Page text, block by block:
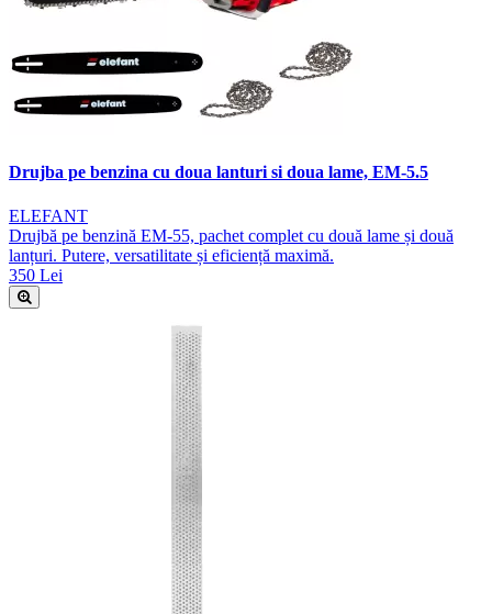
Drujba pe benzina cu doua lanturi si doua lame, EM-5.5
ELEFANT
Drujbă pe benzină EM-55, pachet complet cu două lame și două
lanțuri. Putere, versatilitate și eficiență maximă.
350 Lei